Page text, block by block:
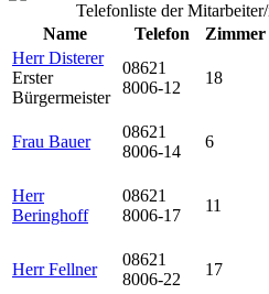
Telefonliste der
Name
Telefon Zimmer
Herr Disterer
Erster
Bürgermeister
08621
8006-12
18
Frau Bauer
08621
8006-14
6
Herr
Beringhoff
08621
8006-17
11
Herr Fellner
08621
8006-22
17